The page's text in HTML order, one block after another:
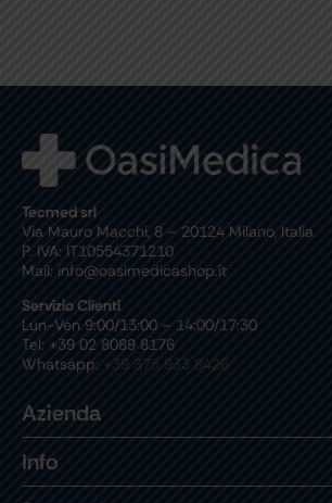
Tecmed srl
Via Mauro Macchi, 8 – 20124 Milano, Italia
P. IVA: IT10554371210
Mail: info@oasimedicashop.it
Servizio Clienti
Lun-Ven 9:00/13:00 – 14:00/17:30
Tel: +39 02 8089 8176
Whatsapp: +39 375 933 8426
Azienda
Info